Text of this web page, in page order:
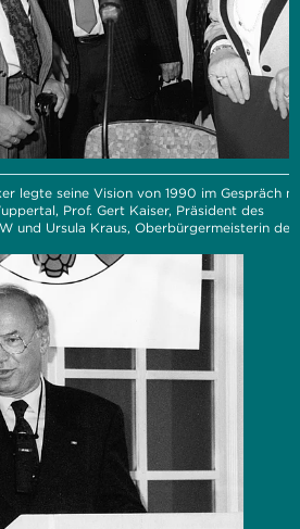
legte seine Vision von 1990 im Gespräch
Prof. Gert Kaiser, Präsident des
und Ursula Kraus, Oberbürgermeisterin